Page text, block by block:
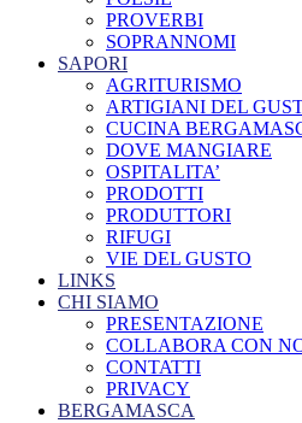
PROVERBI
SOPRANNOMI
SAPORI
AGRITURISMO
ARTIGIANI DEL
CUCINA
DOVE MANGIARE
OSPITALITA’
PRODOTTI
PRODUTTORI
RIFUGI
VIE DEL GUSTO
LINKS
CHI SIAMO
PRESENTAZIONE
COLLABORA CON
CONTATTI
PRIVACY
BERGAMASCA